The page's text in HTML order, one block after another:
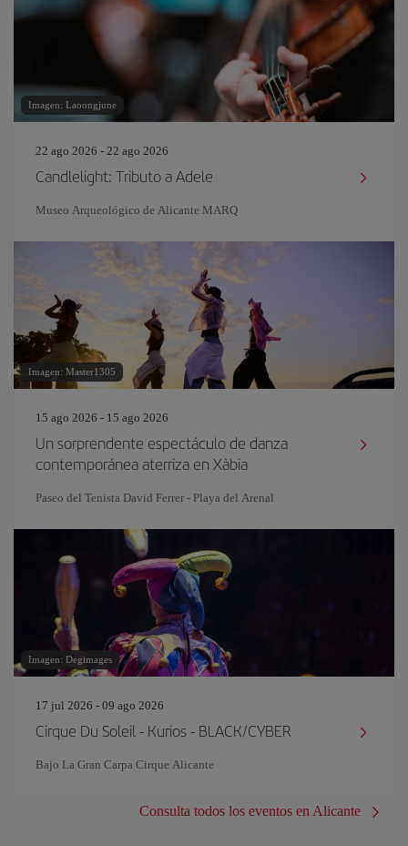
Imagen: Laoongjune
22 ago 2026 - 22 ago 2026
Candlelight: Tributo a Adele
Museo Arqueológico de Alicante MARQ
Imagen: Master1305
15 ago 2026 - 15 ago 2026
Un sorprendente espectáculo de danza
contemporánea aterriza en Xàbia
Paseo del Tenista David Ferrer - Playa del Arenal
Imagen: Degimages
17 jul 2026 - 09 ago 2026
Cirque Du Soleil - Kurios - BLACK/CYBER
Bajo La Gran Carpa Cirque Alicante
Consulta todos los eventos en Alicante